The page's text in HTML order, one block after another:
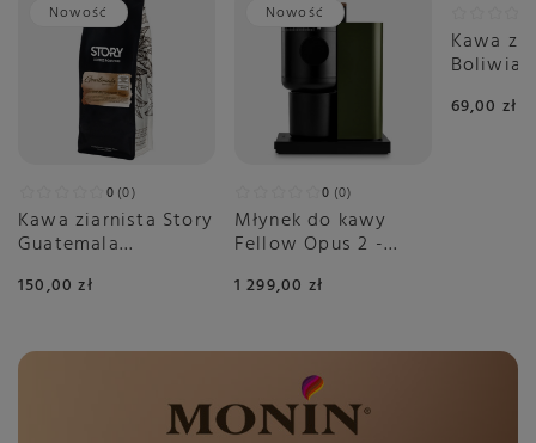
Nowość
0 0
Kawa ziarnista Story
Guatemala
Espresso 1kg
150,00 zł
Nowość
0 0
Młynek do kawy
Fellow Opus 2 -
1 299,00 zł
Kawa
Boliwia
69,00 zł